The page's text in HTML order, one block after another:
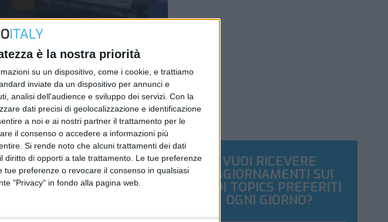
è la nostra priorità
su un dispositivo, come i cookie, e trattiamo
inviate da un dispositivo per annunci e
analisi dell'audience e sviluppo dei servizi. Con la
dati precisi di geolocalizzazione e identificazione
a noi e ai nostri partner il trattamento per le
il consenso o accedere a informazioni più
Si rende noto che alcuni trattamenti dei dati
diritto di opporti a tale trattamento. Le tue preferenze
preferenze o revocare il consenso in qualsiasi
"Privacy" in fondo alla pagina web.
VUOI RICEVERE
AGGIORNAMENTI SUI
TUOI TOPICS PREFERITI
OGNI GIORNO?